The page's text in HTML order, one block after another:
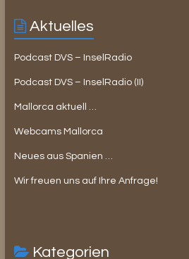
Aktuelles
Podcast DVS – InselRadio
Podcast DVS – InselRadio (II)
Mallorca aktuell …
Webcams Mallorca
Neues aus Spanien …
Wir freuen uns auf Ihre Anfrage!
Kategorien